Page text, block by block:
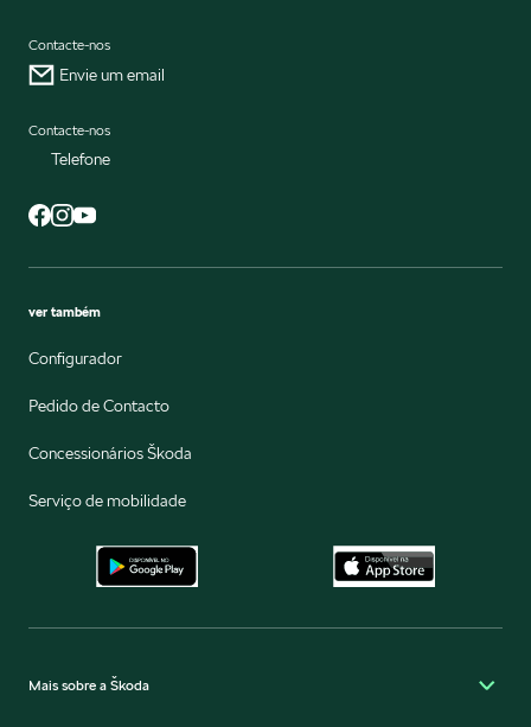
Contacte-nos
Envie um email
Contacte-nos
Telefone
ver também
Configurador
Pedido de Contacto
Concessionários Škoda
Serviço de mobilidade
Mais sobre a Škoda